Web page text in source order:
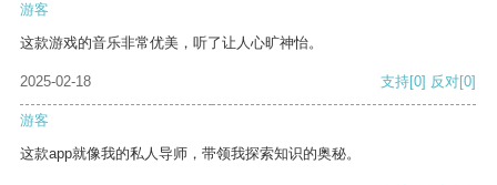
游客
这款游戏的音乐非常优美，听了让人心旷神怡。
2025-02-18 支持[0] 反对[0]
游客
这款app就像我的私人导师，带领我探索知识的奥秘。